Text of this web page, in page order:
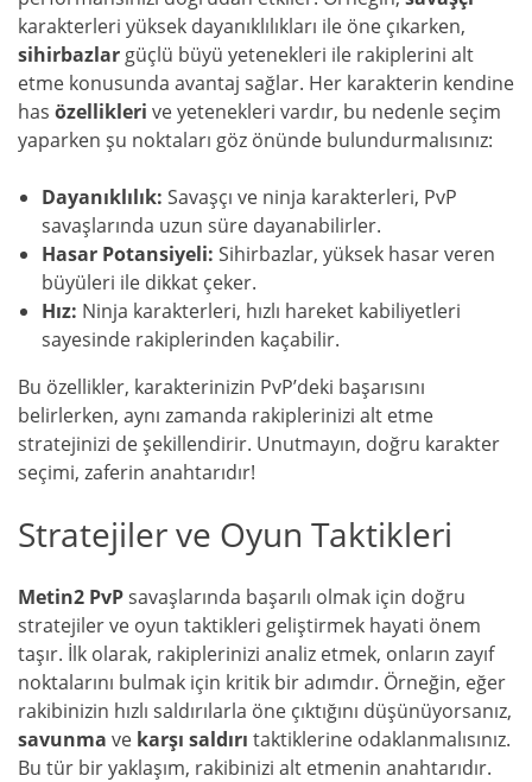
karakterleri yüksek dayanıklılıkları ile öne çıkarken,
sihirbazlar güçlü büyü yetenekleri ile rakiplerini alt
etme konusunda avantaj sağlar. Her karakterin kendine
has özellikleri ve yetenekleri vardır, bu nedenle seçim
yaparken şu noktaları göz önünde bulundurmalısınız:
Dayanıklılık: Savaşçı ve ninja karakterleri, PvP
savaşlarında uzun süre dayanabilirler.
Hasar Potansiyeli: Sihirbazlar, yüksek hasar veren
büyüleri ile dikkat çeker.
Hız: Ninja karakterleri, hızlı hareket kabiliyetleri
sayesinde rakiplerinden kaçabilir.
Bu özellikler, karakterinizin PvP’deki başarısını
belirlerken, aynı zamanda rakiplerinizi alt etme
stratejinizi de şekillendirir. Unutmayın, doğru karakter
seçimi, zaferin anahtarıdır!
Stratejiler ve Oyun Taktikleri
Metin2 PvPsavaşlarında başarılı olmak için doğru
stratejiler ve oyun taktikleri geliştirmek hayati önem
taşır. İlk olarak, rakiplerinizi analiz etmek, onların zayıf
noktalarını bulmak için kritik bir adımdır. Örneğin, eğer
rakibinizin hızlı saldırılarla öne çıktığını düşünüyorsanız,
savunma ve karşı saldırı taktiklerine odaklanmalısınız.
Bu tür bir yaklaşım, rakibinizi alt etmenin anahtarıdır.